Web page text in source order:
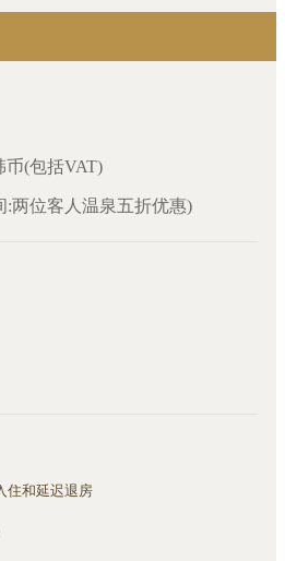
币(包括VAT)
:两位客人温泉五折优惠)
住和延迟退房